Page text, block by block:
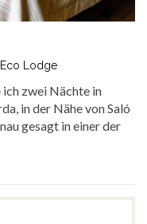
Lodge
zwei Nächte in
in der Nähe von Saló
gesagt in einer der